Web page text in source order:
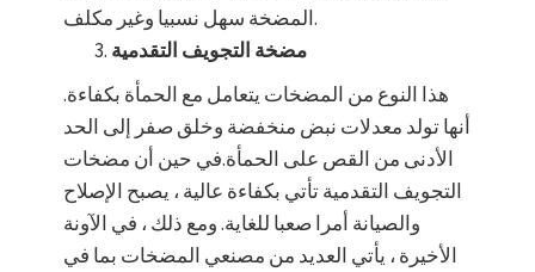
المضخة سهل نسبيا وغير مكلف.
مضخة التجويف التقدمية
هذا النوع من المضخات يتعامل مع الحمأة بكفاءة.
أنها تولد معدلات نبض منخفضة وخلق صفر إلى الحد
الأدنى من القص على الحمأة.في حين أن مضخات
التجويف التقدمية تأتي بكفاءة عالية ، يصبح الإصلاح
والصيانة أمرا صعبا للغاية. ومع ذلك ، في الآونة
الأخيرة ، يأتي العديد من مصنعي المضخات بما في